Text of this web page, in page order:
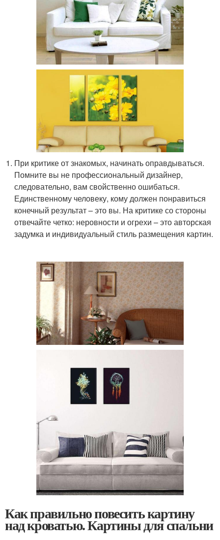
При критике от знакомых, начинать оправдываться.
Помните вы не профессиональный дизайнер,
следовательно, вам свойственно ошибаться.
Единственному человеку, кому должен понравиться
конечный результат – это вы. На критике со стороны
отвечайте четко: неровности и огрехи – это авторская
задумка и индивидуальный стиль размещения картин.
Как правильно повесить картину
над кроватью. Картины для спальни